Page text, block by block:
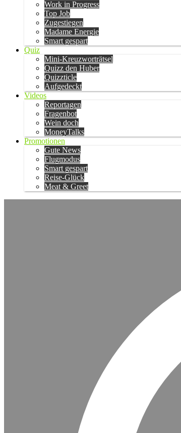
Work in Progress
Top Job
Zugestiegen
Madame Energie
Smart gespart
Quiz
Mini-Kreuzworträtsel
Quizz den Huber
Quizzticle
Aufgedeckt
Videos
Reportagen
Fragenbot
Wein doch
MoneyTalks
Promotionen
Gute News
Flugmodus
Smart gespart
Reise-Glück
Meat & Greet